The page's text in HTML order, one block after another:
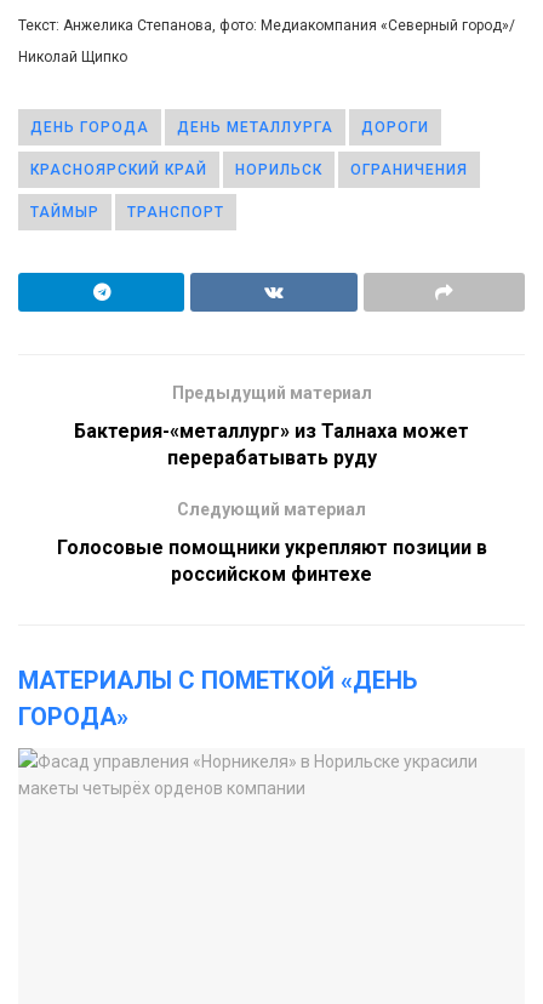
Текст: Анжелика Степанова, фото: Медиакомпания «Северный город»/
Николай Щипко
ДЕНЬ ГОРОДА ДЕНЬ МЕТАЛЛУРГА ДОРОГИ
КРАСНОЯРСКИЙ КРАЙ НОРИЛЬСК ОГРАНИЧЕНИЯ
ТАЙМЫР ТРАНСПОРТ
Предыдущий материал
Бактерия-«металлург» из Талнаха может
перерабатывать руду
Следующий материал
Голосовые помощники укрепляют позиции в
российском финтехе
МАТЕРИАЛЫ С ПОМЕТКОЙ «ДЕНЬ
ГОРОДА»